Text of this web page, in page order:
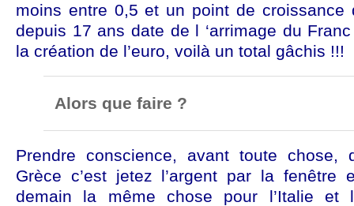
moins entre 0,5 et un point de croissance
depuis 17 ans date de l ‘arrimage du
la création de l’euro, voilà un total gâchis !!!
Alors que faire ?
Prendre conscience, avant toute chose,
Grèce c’est jetez l’argent par la fenêtre
demain la même chose pour l’Italie et